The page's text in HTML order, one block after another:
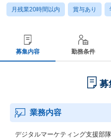
月残業20時間以内 賞与あり
募集内容 勤務条件
募
業務内容
デジタルマーケティング支援部